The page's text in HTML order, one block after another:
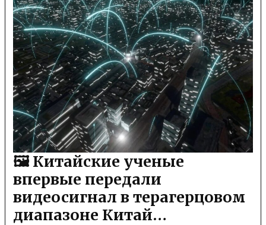
🖼 Китайские ученые
впервые передали
видеосигнал в терагерцовом
диапазоне Китай…